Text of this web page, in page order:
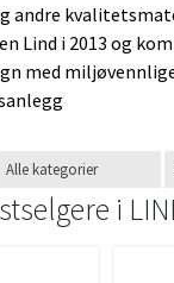
andre
Lind i 2013 og
med
i